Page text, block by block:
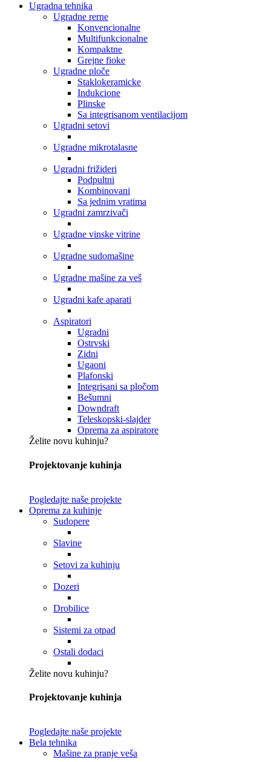
Ugradna tehnika
Ugradne rerne
Konvencionalne
Multifunkcionalne
Kompaktne
Grejne fioke
Ugradne ploče
Staklokeramicke
Indukcione
Plinske
Sa integrisanom ventilacijom
Ugradni setovi
Ugradne mikrotalasne
Ugradni frižideri
Podpultni
Kombinovani
Sa jednim vratima
Ugradni zamrzivači
Ugradne vinske vitrine
Ugradne sudomašine
Ugradne mašine za veš
Ugradni kafe aparati
Aspiratori
Ugradni
Ostrvski
Zidni
Ugaoni
Plafonski
Integrisani sa pločom
Bešumni
Downdraft
Teleskopski-slajder
Oprema za aspiratore
Želite novu kuhinju?
Projektovanje kuhinja
Pogledajte naše projekte
Oprema za kuhinje
Sudopere
Slavine
Setovi za kuhinju
Dozeri
Drobilice
Sistemi za otpad
Ostali dodaci
Želite novu kuhinju?
Projektovanje kuhinja
Pogledajte naše projekte
Bela tehnika
Mašine za pranje veša